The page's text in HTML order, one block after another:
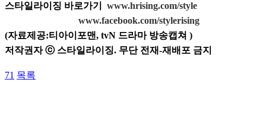
스타일라이징 바로가기 www.hrising.com/style
www.facebook.com/stylerising
(자료제공:티아이포맨, tvN 드라마 방송캡쳐 )
저작권자 ⓒ 스타일라이징. 무단 전재-재배포 금지
71 목록